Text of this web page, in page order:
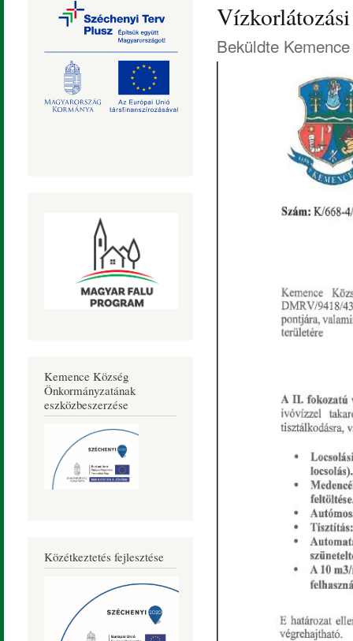
Kemence Község
Önkormányzatának
eszközbeszerzése
Közétkeztetés fejlesztése
Beküldte